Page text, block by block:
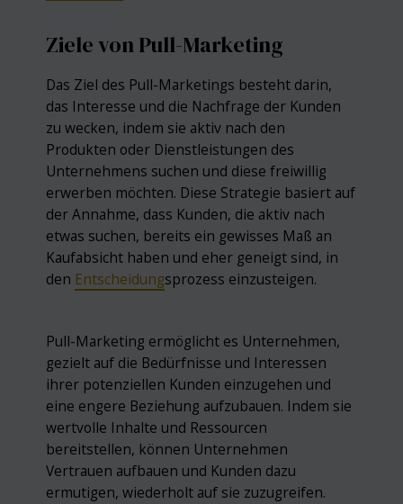
Ziele von Pull-Marketing
Das Ziel des Pull-Marketings besteht darin,
das Interesse und die Nachfrage der Kunden
zu wecken, indem sie aktiv nach den
Produkten oder Dienstleistungen des
Unternehmens suchen und diese freiwillig
erwerben möchten. Diese Strategie basiert auf
der Annahme, dass Kunden, die aktiv nach
etwas suchen, bereits ein gewisses Maß an
Kaufabsicht haben und eher geneigt sind, in
den Entscheidungsprozess einzusteigen.
Pull-Marketing ermöglicht es Unternehmen,
gezielt auf die Bedürfnisse und Interessen
ihrer potenziellen Kunden einzugehen und
eine engere Beziehung aufzubauen. Indem sie
wertvolle Inhalte und Ressourcen
bereitstellen, können Unternehmen
Vertrauen aufbauen und Kunden dazu
ermutigen, wiederholt auf sie zuzugreifen.